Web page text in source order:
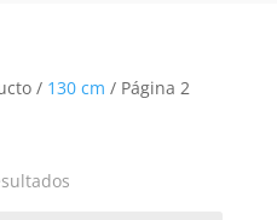
/ 130 cm / Página 2